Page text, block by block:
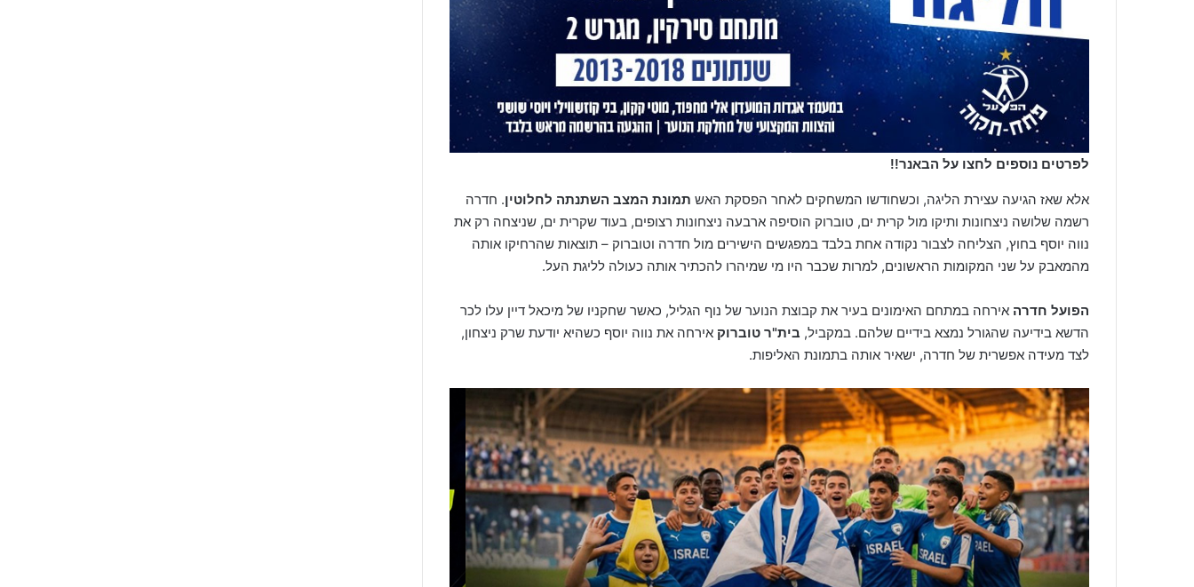
לפרטים נוספים לחצו על הבאנר!!
אלא שאז הגיעה עצירת הליגה, וכשחודשו המשחקים לאחר הפסקת האש תמונת המצב השתנתה לחלוטין. חדרה
רשמה שלושה ניצחונות ותיקו מול קרית ים, טוברוק הוסיפה ארבעה ניצחונות רצופים, בעוד שקרית ים, שניצחה רק את
נווה יוסף בחוץ, הצליחה לצבור נקודה אחת בלבד במפגשים הישירים מול חדרה וטוברוק – תוצאות שהרחיקו אותה
מהמאבק על שני המקומות הראשונים, למרות שכבר היו מי שמיהרו להכתיר אותה כעולה לליגת העל.
הפועל חדרה אירחה במתחם האימונים בעיר את קבוצת הנוער של נוף הגליל, כאשר שחקניו של מיכאל דיין עלו לכר
הדשא בידיעה שהגורל נמצא בידיים שלהם. במקביל, בית"ר טוברוק אירחה את נווה יוסף כשהיא יודעת שרק ניצחון,
לצד מעידה אפשרית של חדרה, ישאיר אותה בתמונת האליפות.